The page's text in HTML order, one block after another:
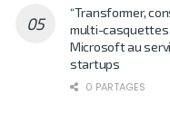
“Transformer,
multi-casquettes
Microsoft au
startups
0 PARTAGES